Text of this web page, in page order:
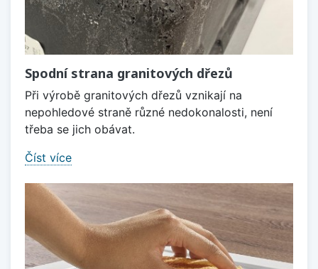
Spodní strana granitových dřezů
Při výrobě granitových dřezů vznikají na
nepohledové straně různé nedokonalosti, není
třeba se jich obávat.
Číst více